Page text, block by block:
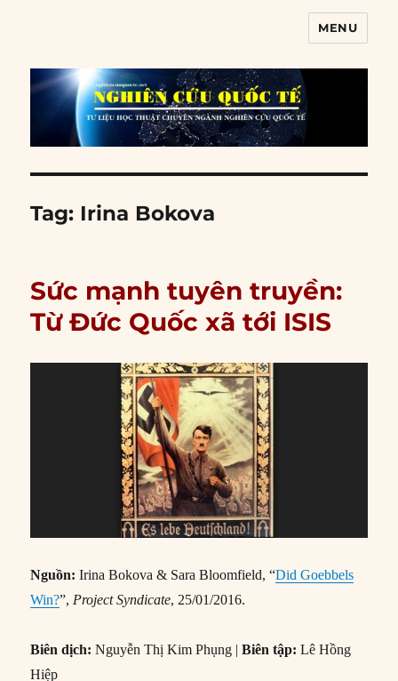
MENU
Tag: Irina Bokova
Sức mạnh tuyên truyền:
Từ Đức Quốc xã tới ISIS
Nguồn: Irina Bokova & Sara Bloomfield, “Did Goebbels
Win?”, Project Syndicate, 25/01/2016.
Biên dịch: Nguyễn Thị Kim Phụng |Biên tập: Lê Hồng
Hiệp